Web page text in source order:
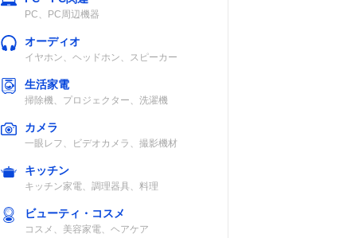
PC、PC周辺機器
オーディオ
イヤホン、ヘッドホン、スピーカー
生活家電
掃除機、プロジェクター、洗濯機
カメラ
一眼レフ、ビデオカメラ、撮影機材
キッチン
キッチン家電、調理器具、料理
ビューティ・コスメ
コスメ、美容家電、ヘアケア